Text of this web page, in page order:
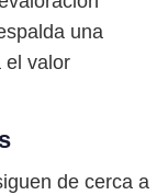
una
el valor
de cerca a